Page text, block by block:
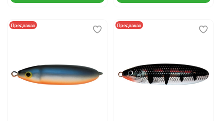
Предзаказ Предзаказ